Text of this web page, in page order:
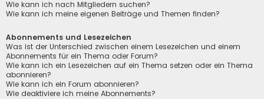
Wie kann ich nach Mitgliedern suchen?
Wie kann ich meine eigenen Beiträge und Themen finden?
Abonnements und Lesezeichen
Was ist der Unterschied zwischen einem Lesezeichen und einem
Abonnements für ein Thema oder Forum?
Wie kann ich ein Lesezeichen auf ein Thema setzen oder ein Thema
abonnieren?
Wie kann ich ein Forum abonnieren?
Wie deaktiviere ich meine Abonnements?